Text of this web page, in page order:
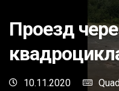
Проезд
10.11.2020